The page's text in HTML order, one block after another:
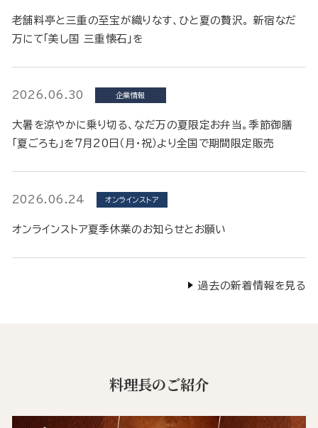
老舗料亭と三重の至宝が織りなす、ひと夏の贅沢。 新宿なだ
万にて「美し国 三重懐石」を
2026.06.30 企業情報
大暑を涼やかに乗り切る、なだ万の夏限定お弁当。季節御膳
「夏ごろも」を7月20日（月・祝）より全国で期間限定販売
2026.06.24 オンラインストア
オンラインストア夏季休業のお知らせとお願い
過去の新着情報を見る
料理長のご紹介